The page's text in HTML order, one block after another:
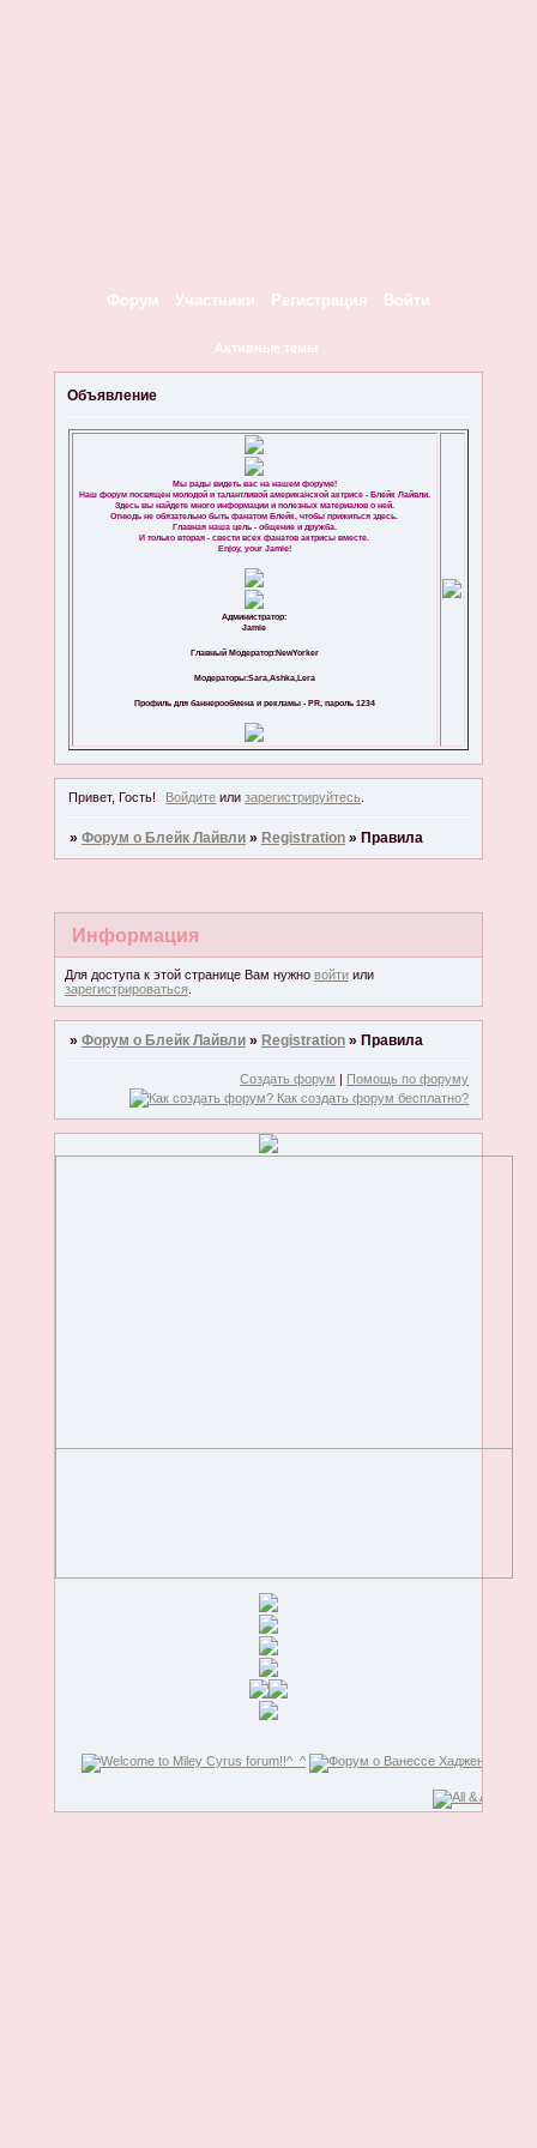
Форум Участники Регистрация Войти
Активные темы
Объявление
Мы рады видеть вас на нашем форуме!
Наш форум посвящен молодой и талантливой американской актрисе - Блейк Лайвли.
Здесь вы найдете много информации и полезных материалов о ней.
Отнюдь не обязательно быть фанатом Блейк, чтобы прижиться здесь.
Главная наша цель - общение и дружба.
И только вторая - свести всех фанатов актрисы вместе.
Enjoy, your Jamie!
Администратор:
Jamie
Главный Модератор:NewYorker
Модераторы:Sara,Ashka,Lera
Профиль для баннерообмена и рекламы - PR, пароль 1234
Привет, Гость! Войдите илизарегистрируйтесь
» Форум о Блейк Лайвли » Registration » Правила
Информация
Для доступа к этой странице Вам нужно войтиили
зарегистрироваться.
» Форум о Блейк Лайвли » Registration » Правила
Создать форум | Помощь по форуму